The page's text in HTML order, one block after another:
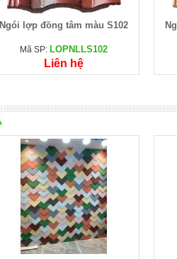
Ngói lợp đồng tâm màu S102
Mã SP: LOPNLLS102
Liên hệ